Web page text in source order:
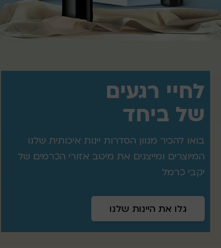
לחיי רגעים
של ביחד
בואו להכיר מגוון הסדרות יינות איכותית שלנו
המיוצרים ומייצגים את מיטב אזורי הכרמים של
יקבי כרמל
גלו את היינות שלנו